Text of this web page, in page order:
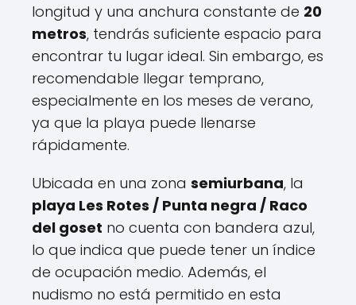
longitud y una anchura constante de 20
metros, tendrás suficiente espacio para
encontrar tu lugar ideal. Sin embargo, es
recomendable llegar temprano,
especialmente en los meses de verano,
ya que la playa puede llenarse
rápidamente.
Ubicada en una zona semiurbana, la
playa Les Rotes / Punta negra / Raco
del goset no cuenta con bandera azul,
lo que indica que puede tener un índice
de ocupación medio. Además, el
nudismo no está permitido en esta